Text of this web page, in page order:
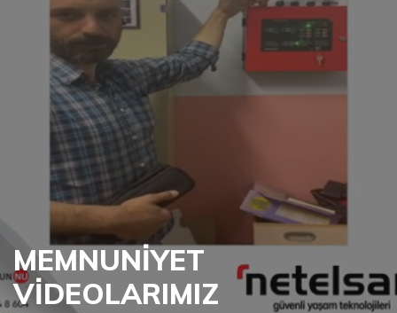
MEMNUNİYET
VİDEOLARIMIZ